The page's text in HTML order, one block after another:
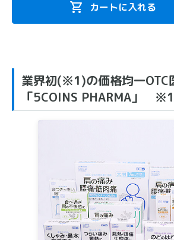
カートに入れる
業界初(※1)の価格均一OTC
「5COINS PHARMA」